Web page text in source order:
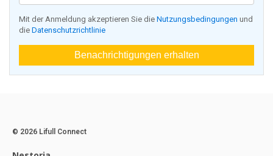
Mit der Anmeldung akzeptieren Sie die Nutzungsbedingungen und
die Datenschutzrichtlinie
Benachrichtigungen erhalten
© 2026 Lifull Connect